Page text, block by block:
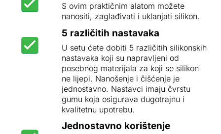
S ovim praktičnim alatom možete
nanositi, zaglađivati i uklanjati silikon.
5 različitih nastavaka
U setu ćete dobiti 5 različitih silikonskih
nastavaka koji su napravljeni od
posebnog materijala za koji se silikon
ne lijepi. Nanošenje i čišćenje je
jednostavno. Nastavci imaju čvrstu
gumu koja osigurava dugotrajnu i
kvalitetnu upotrebu.
Jednostavno korištenje